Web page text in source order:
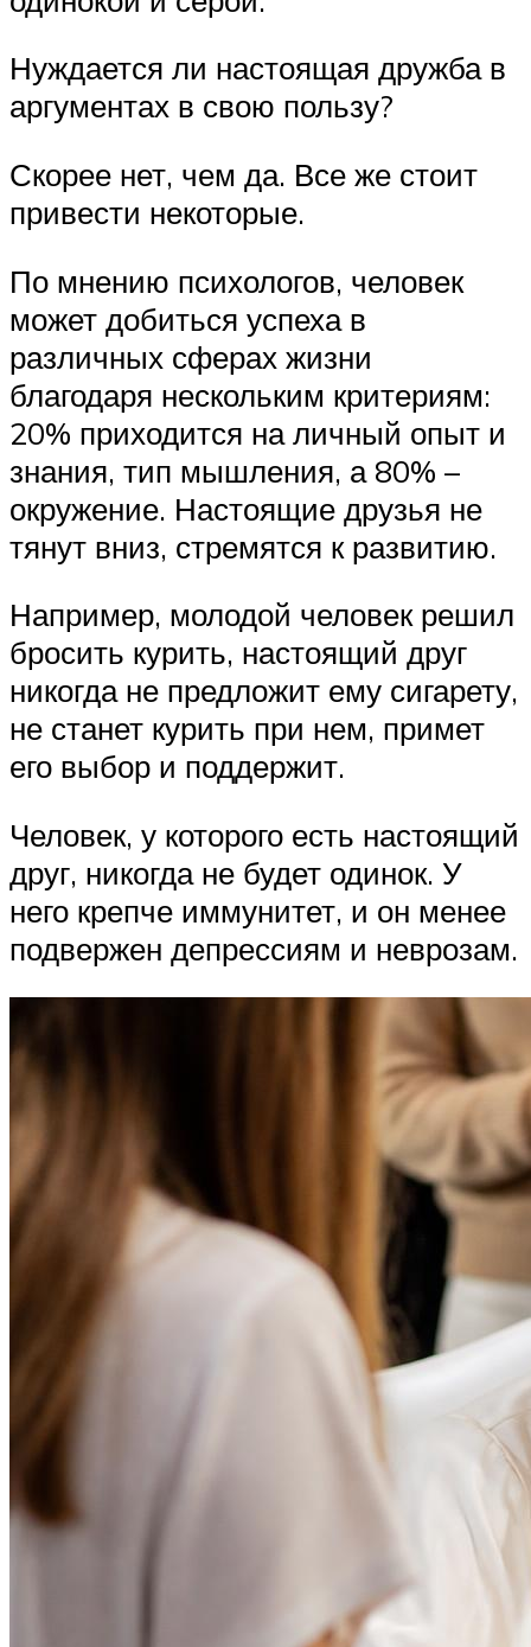
Нуждается ли настоящая дружба в
аргументах в свою пользу?
Скорее нет, чем да. Все же стоит
привести некоторые.
По мнению психологов, человек
может добиться успеха в
различных сферах жизни
благодаря нескольким критериям:
20% приходится на личный опыт и
знания, тип мышления, а 80% –
окружение. Настоящие друзья не
тянут вниз, стремятся к развитию.
Например, молодой человек решил
бросить курить, настоящий друг
никогда не предложит ему сигарету,
не станет курить при нем, примет
его выбор и поддержит.
Человек, у которого есть настоящий
друг, никогда не будет одинок. У
него крепче иммунитет, и он менее
подвержен депрессиям и неврозам.